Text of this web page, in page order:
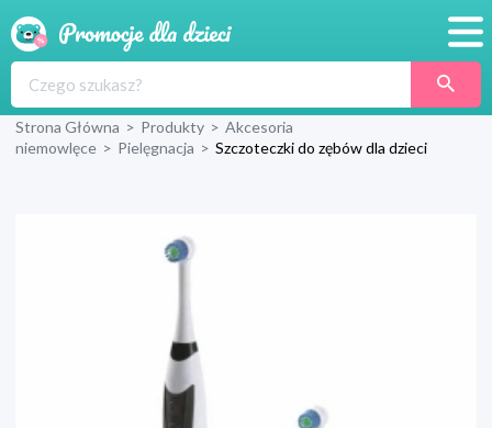
Produkty
Strona Główna > Produkty > Akcesoria
niemowlęce > Pielęgnacja > Szczoteczki do zębów dla dzieci